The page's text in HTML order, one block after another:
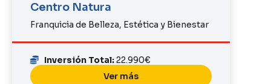
Centro Natura
Franquicia de Belleza, Estética y Bienestar
Inversión Total:22.990€
Ver más